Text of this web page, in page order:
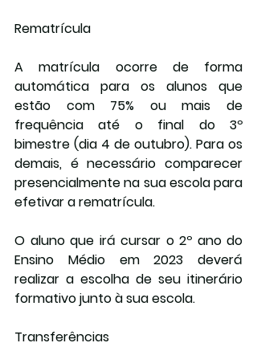
Rematrícula
A matrícula ocorre de forma
automática para os alunos que
estão com 75% ou mais de
frequência até o final do 3º
bimestre (dia 4 de outubro). Para os
demais, é necessário comparecer
presencialmente na sua escola para
efetivar a rematrícula.
O aluno que irá cursar o 2º ano do
Ensino Médio em 2023 deverá
realizar a escolha de seu itinerário
formativo junto à sua escola.
Transferências